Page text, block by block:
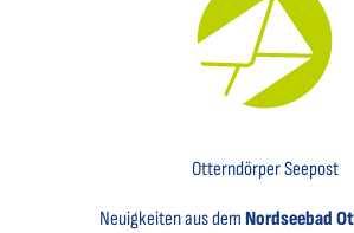
Otterndörper Seepost
Neuigkeiten aus demNordseebad